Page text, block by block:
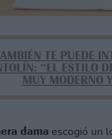
TE PUEDE
“EL ESTILO
MUY MODERNO
dama escogió un